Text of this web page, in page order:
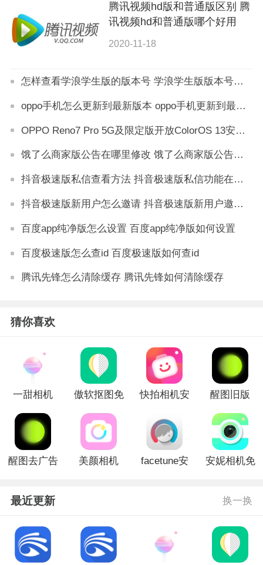
腾讯视频hd版和普通版区别 腾
讯视频hd和普通版哪个好用
2020-11-18
怎样查看学浪学生版的版本号 学浪学生版版本号在哪里查看
oppo手机怎么更新到最新版本 oppo手机更新到最新版本怎么弄
OPPO Reno7 Pro 5G及限定版开放ColorOS 13安卓13正式版升级
饿了么商家版公告在哪里修改 饿了么商家版公告怎么弄
抖音极速版私信查看方法 抖音极速版私信功能在哪里
抖音极速版新用户怎么邀请 抖音极速版新用户邀请步骤
百度app纯净版怎么设置 百度app纯净版如何设置
百度极速版怎么查id 百度极速版如何查id
腾讯先锋怎么清除缓存 腾讯先锋如何清除缓存
猜你喜欢
一甜相机
傲软抠图免
快拍相机安
醒图旧版
醒图去广告
美颜相机
facetune安
安妮相机免
最近更新 换一换